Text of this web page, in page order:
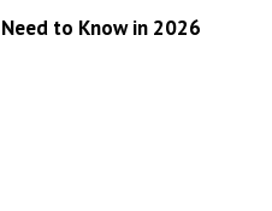
to Know in 2026